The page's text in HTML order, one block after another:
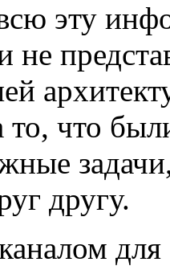
эту
не
то, что
другу.